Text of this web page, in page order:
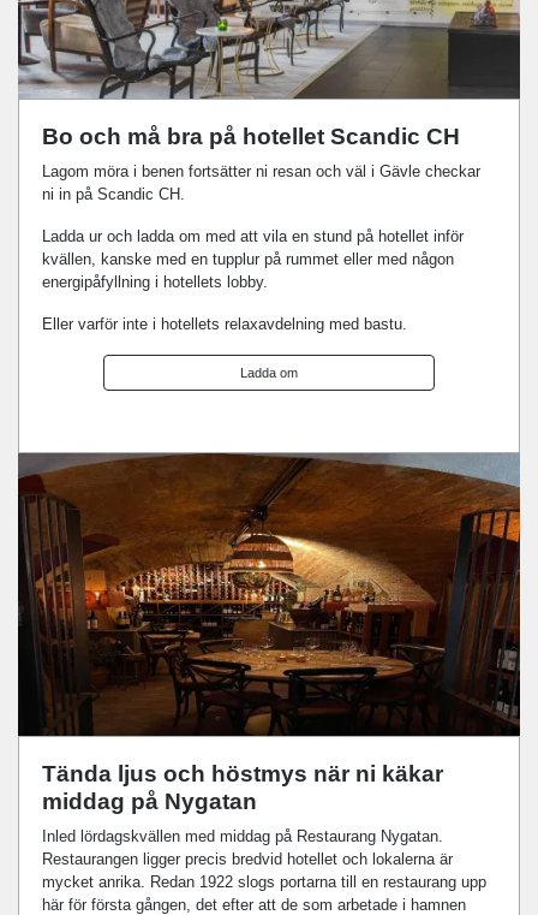
Bo och må bra på hotellet Scandic CH
Lagom möra i benen fortsätter ni resan och väl i Gävle checkar
ni in på Scandic CH.
Ladda ur och ladda om med att vila en stund på hotellet inför
kvällen, kanske med en tupplur på rummet eller med någon
energipåfyllning i hotellets lobby.
Eller varför inte i hotellets relaxavdelning med bastu.
Ladda om
Tända ljus och höstmys när ni käkar
middag på Nygatan
Inled lördagskvällen med middag på Restaurang Nygatan.
Restaurangen ligger precis bredvid hotellet och lokalerna är
mycket anrika. Redan 1922 slogs portarna till en restaurang upp
här för första gången, det efter att de som arbetade i hamnen